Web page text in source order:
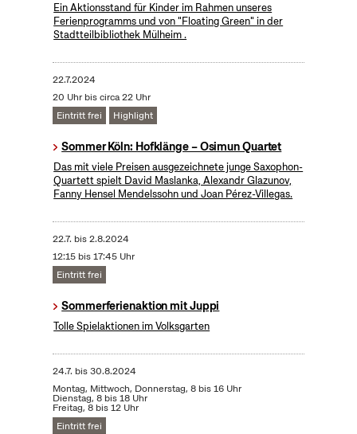
Ein Aktionsstand für Kinder im Rahmen unseres
Ferienprogramms und von "Floating Green" in der
Stadtteilbibliothek Mülheim .
22.7.2024
20 Uhr bis circa 22 Uhr
Eintritt frei
Highlight
Sommer Köln: Hofklänge – Osimun Quartet
Das mit viele Preisen ausgezeichnete junge Saxophon-
Quartett spielt David Maslanka, Alexandr Glazunov,
Fanny Hensel Mendelssohn und Joan Pérez-Villegas.
22.7. bis2.8.2024
12:15 bis 17:45 Uhr
Eintritt frei
Sommerferienaktion mit Juppi
Tolle Spielaktionen im Volksgarten
24.7. bis30.8.2024
Montag, Mittwoch, Donnerstag, 8 bis 16 Uhr
Dienstag, 8 bis 18 Uhr
Freitag, 8 bis 12 Uhr
Eintritt frei